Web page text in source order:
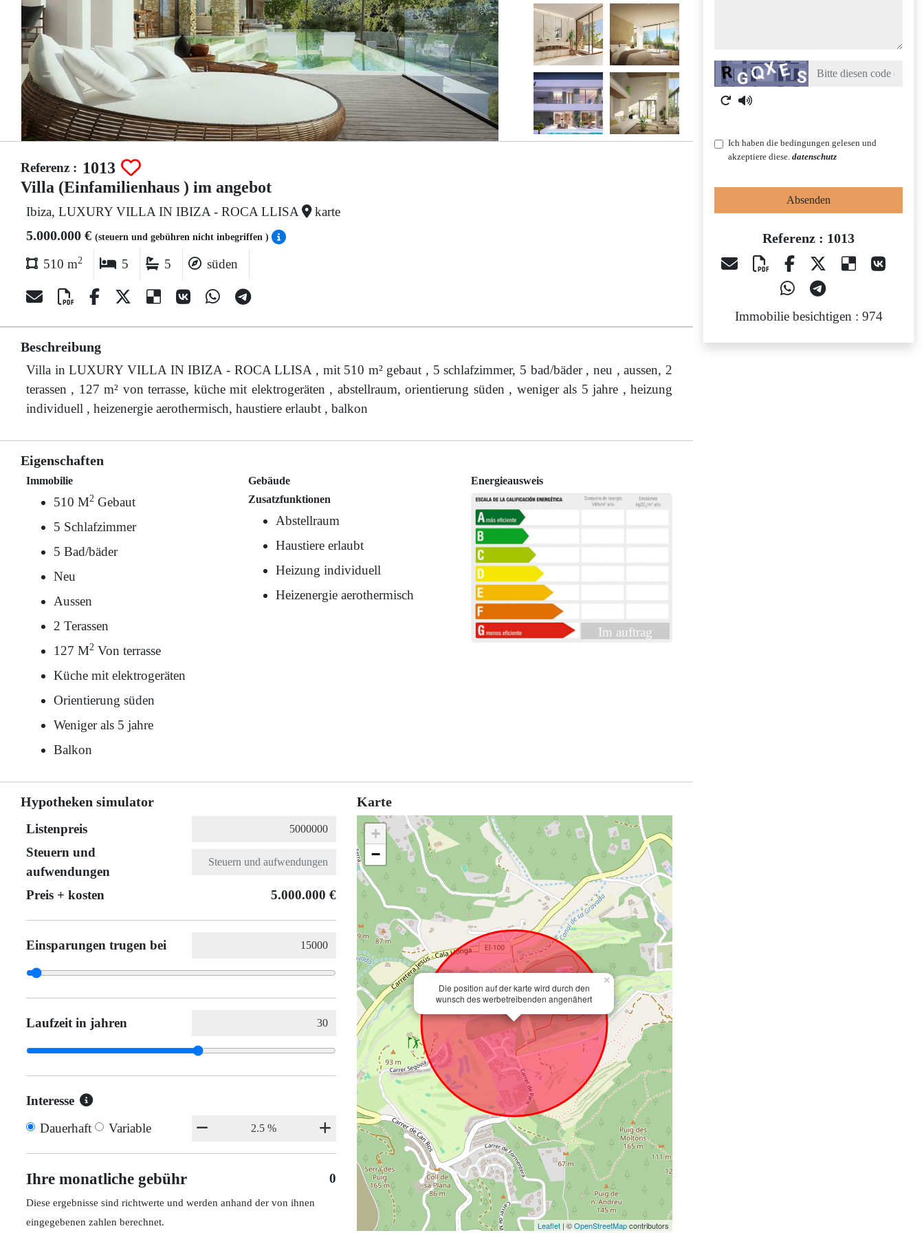
Referenz : 1013
Villa (Einfamilienhaus ) im angebot
Ibiza, LUXURY VILLA IN IBIZA - ROCA LLISA karte
5.000.000 € (steuern und gebühren nicht inbegriffen )
510 m2 5 5 süden
Beschreibung
Villa in LUXURY VILLA IN IBIZA - ROCA LLISA , mit 510 m² gebaut , 5 schlafzimmer, 5 bad/bäder , neu , aussen, 2
terassen , 127 m² von terrasse, küche mit elektrogeräten , abstellraum, orientierung süden , weniger als 5 jahre , heizung
individuell , heizenergie aerothermisch, haustiere erlaubt , balkon
Eigenschaften
Immobilie
510 M2 Gebaut
5 Schlafzimmer
5 Bad/bäder
Neu
Aussen
2 Terassen
127 M2 Von terrasse
Küche mit elektrogeräten
Orientierung süden
Weniger als 5 jahre
Balkon
Gebäude
Zusatzfunktionen
Abstellraum
Haustiere erlaubt
Heizung individuell
Heizenergie aerothermisch
Energieausweis
Im auftrag
Hypotheken simulator
Listenpreis
Steuern und
aufwendungen
Preis + kosten
5.000.000 €
Einsparungen trugen bei
Laufzeit in jahren
Interesse
Dauerhaft
Variable
Ihre monatliche gebühr 0
Diese ergebnisse sind richtwerte und werden anhand der von ihnen
eingegebenen zahlen berechnet.
Karte
Die position auf der karte wird durch den
wunsch des werbetreibenden angenähert
×
+
−
Leaflet | ©OpenStreetMapcontributors
Captcha
Ich haben die bedingungen gelesen und
akzeptiere diese. datenschutz
Absenden
Referenz : 1013
Immobilie besichtigen : 974